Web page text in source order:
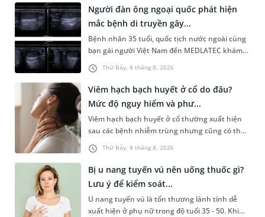
Thứ Bảy, 8 tháng 8, 2026
Người đàn ông ngoại quốc phát hiện
mắc bệnh di truyền gây...
Bệnh nhân 35 tuổi, quốc tịch nước ngoài cùng
bạn gái người Việt Nam đến MEDLATEC khám
sức khỏe tiền hôn nhân. Qua thăm khám và
làm các xét nghiệm chuyên sâu,...
Thứ Bảy, 8 tháng 8, 2026
Viêm hạch bạch huyết ở cổ do đâu?
Mức độ nguy hiểm và phư...
Viêm hạch bạch huyết ở cổ thường xuất hiện
sau các bệnh nhiễm trùng nhưng cũng có thể
liên quan đến lao hạch hoặc ung thư. Để tìm
hiểu nguyên nhân gây viêm,...
Bị u nang tuyến vú nên uống thuốc gì?
Lưu ý để kiểm soát...
U nang tuyến vú là tổn thương lành tính dễ
xuất hiện ở phụ nữ trong độ tuổi 35 - 50. Khi